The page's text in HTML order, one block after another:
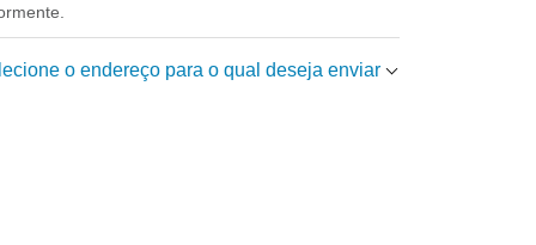
o endereço para o qual deseja enviar